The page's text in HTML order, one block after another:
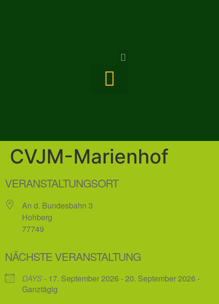
CVJM-Marienhof
VERANSTALTUNGSORT
An d. Bundesbahn 3
Hohberg
77749
NÄCHSTE VERANSTALTUNG
DAYS- 17. September 2026 - 20. September 2026 -
Ganztägig